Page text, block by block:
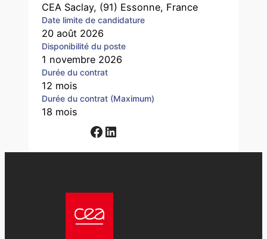
CEA Saclay, (91) Essonne, France
Date limite de candidature
20 août 2026
Disponibilité du poste
1 novembre 2026
Durée du contrat
12 mois
Durée du contrat (Maximum)
18 mois
Facebook LinkedIn